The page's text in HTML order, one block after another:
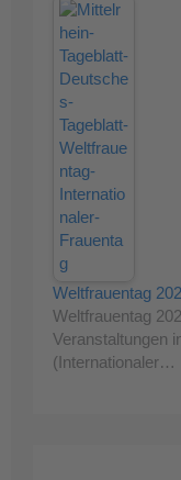
Weltfrauentag
Weltfrauentag
Veranstaltungen
(Internationaler…